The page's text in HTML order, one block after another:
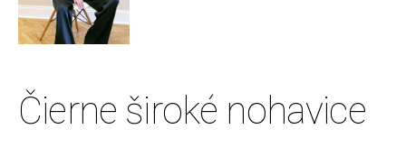
Čierne široké nohavice